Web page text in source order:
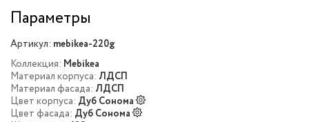
Параметры
Артикул: mebikea-220g
Коллекция: Mebikea
Материал корпуса: ЛДСП
Материал фасада: ЛДСП
Цвет корпуса: Дуб Сонома
Цвет фасада: Дуб Сонома